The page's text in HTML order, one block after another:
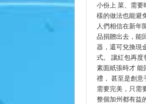
小份上 菜、需
樣的做法也能避
人們相信在新年
品捐贈出去，能
器，還可兌換現
式。 讓紅包再
素面紙張時才
禮， 甚至是創
需要完美，只需
整個加州都有益